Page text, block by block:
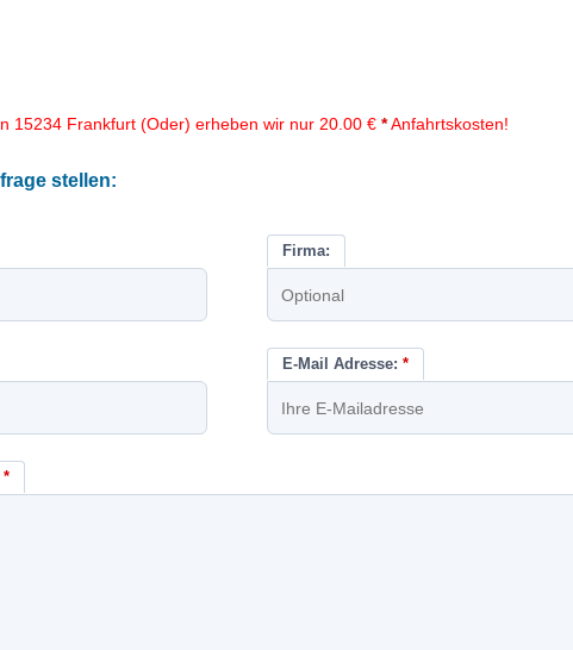
15234 Frankfurt (Oder) erheben wir nur 20.00 € *Anfahrtskosten!
stellen:
Firma:
E-Mail Adresse: *
*